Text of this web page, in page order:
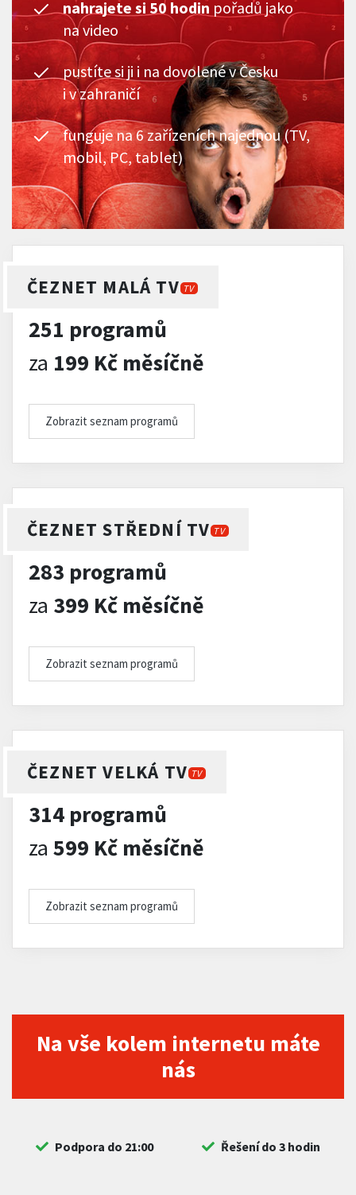
nahrajete si 50 hodin pořadů jako
na video
pustíte si ji i na dovolené v Česku
i v zahraničí
funguje na 6 zařízeních najednou (TV,
mobil, PC, tablet)
ČEZNET MALÁ TV TV
251 programů
za 199 Kč měsíčně
Zobrazit seznam programů
ČEZNET STŘEDNÍ TV TV
283 programů
za 399 Kč měsíčně
Zobrazit seznam programů
ČEZNET VELKÁ TV TV
314 programů
za 599 Kč měsíčně
Zobrazit seznam programů
Na vše kolem internetu máte
nás
Podpora do 21:00 Řešení do 3 hodin